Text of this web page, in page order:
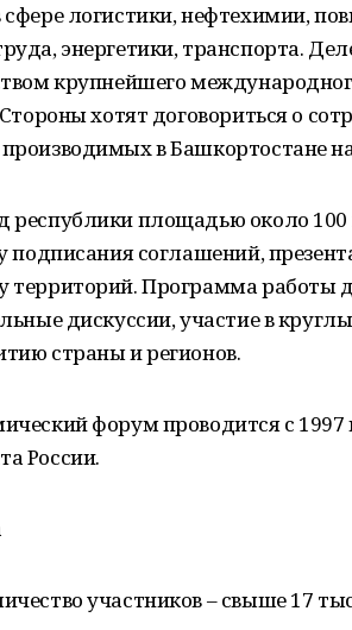
логистики, нефтехимии,
энергетики, транспорта.
крупнейшего
хотят договориться о
в Башкортостане
республики площадью около 100
подписания соглашений,
территорий. Программа работы
дискуссии, участие в
страны и регионов.
форум проводится с 1997
России.
участников – свыше 17